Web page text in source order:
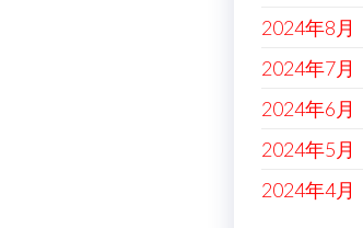
2024年8月
2024年7月
2024年6月
2024年5月
2024年4月